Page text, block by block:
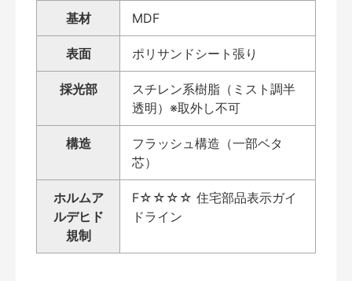
基材 MDF
表面 ポリサンドシート張り
採光部
スチレン系樹脂（ミスト調半
透明）※取外し不可
構造
フラッシュ構造（一部ベタ
芯）
ホルムア
ルデヒド
規制
F☆☆☆☆ 住宅部品表示ガイ
ドライン